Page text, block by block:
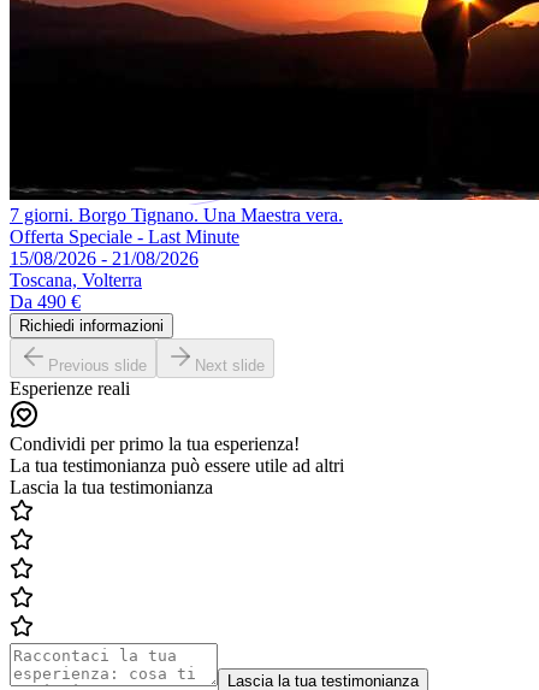
7 giorni. Borgo Tignano. Una Maestra vera.
Offerta Speciale - Last Minute
15/08/2026 - 21/08/2026
Toscana, Volterra
Da 490 €
Richiedi informazioni
Previous slide Next slide
Esperienze reali
Condividi per primo la tua esperienza!
La tua testimonianza può essere utile ad altri
Lascia la tua testimonianza
Lascia la tua testimonianza